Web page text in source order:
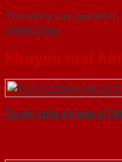
This entry was posted in
Chống Cháy.
Khuyến mại
Tủ nội thất kệ bếp 9-